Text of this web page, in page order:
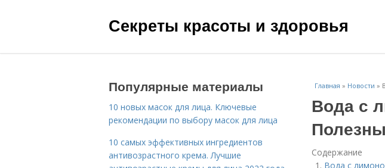
Секреты красоты и здоровья
Главная » Новости »
Вода с
Содержание
Вода с
Популярные материалы
10 новых масок для лица. Ключевые
рекомендации по выбору масок для лица
10 самых эффективных ингредиентов
антивозрастного крема. Лучшие